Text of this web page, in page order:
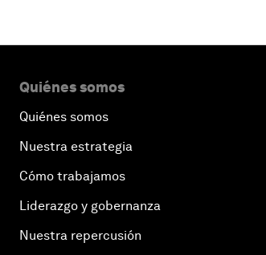
Quiénes somos
Quiénes somos
Nuestra estrategia
Cómo trabajamos
Liderazgo y gobernanza
Nuestra repercusión